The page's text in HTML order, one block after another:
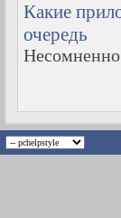
Какие
очередь
Несомненно